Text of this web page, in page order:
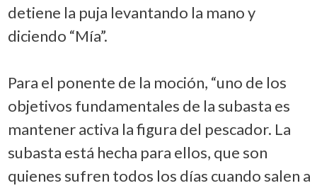
detiene la puja levantando la mano y
diciendo “Mía”.
Para el ponente de la moción, “uno de los
objetivos fundamentales de la subasta es
mantener activa la figura del pescador. La
subasta está hecha para ellos, que son
quienes sufren todos los días cuando salen a